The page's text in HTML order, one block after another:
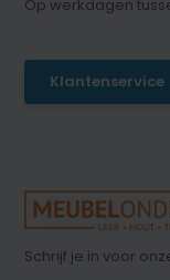
Op werkdagen
Klantenservice
Schrijf je in voor